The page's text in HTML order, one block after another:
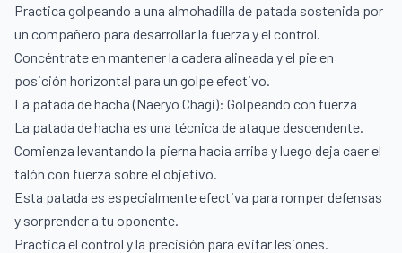
Practica golpeando a una almohadilla de patada sostenida por
un compañero para desarrollar la fuerza y el control.
Concéntrate en mantener la cadera alineada y el pie en
posición horizontal para un golpe efectivo.
La patada de hacha (Naeryo Chagi): Golpeando con fuerza
La patada de hacha es una técnica de ataque descendente.
Comienza levantando la pierna hacia arriba y luego deja caer el
talón con fuerza sobre el objetivo.
Esta patada es especialmente efectiva para romper defensas
y sorprender a tu oponente.
Practica el control y la precisión para evitar lesiones.